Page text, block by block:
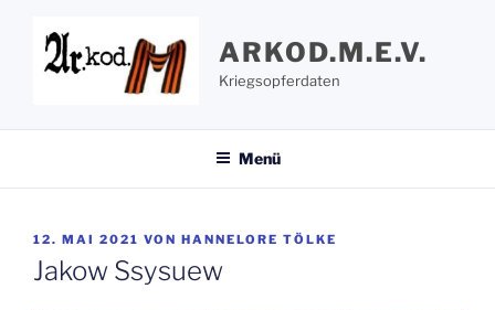
springen
ARKOD.M.E.V.
Kriegsopferdaten
Menü
VERÖFFENTLICHT
AM
12. MAI 2021 VON HANNELORE TÖLKE
Jakow Ssysuew